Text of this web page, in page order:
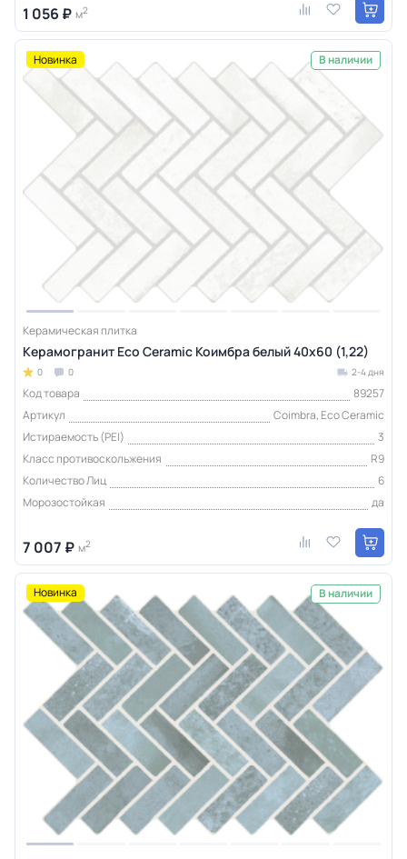
1 056 ₽ м2
Новинка В наличии
Керамическая плитка
Керамогранит Eco Ceramic Коимбра белый 40x60 (1,22)
0 0 2-4 дня
Код товара
89257
Артикул
Coimbra, Eco Ceramic
Истираемость (PEI)
3
Класс противоскольжения
R9
Количество Лиц
6
Морозостойкая
да
7 007 ₽ м2
Новинка В наличии